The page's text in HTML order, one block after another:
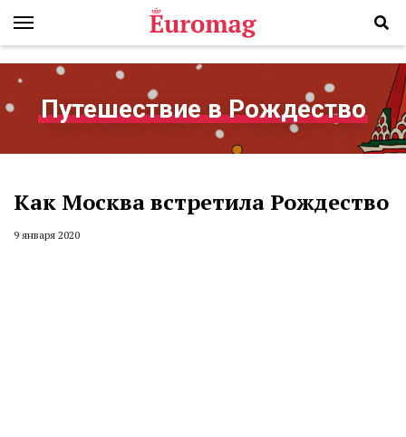
Путешествие в Рождество
Как Москва встретила Рождество
9 января 2020